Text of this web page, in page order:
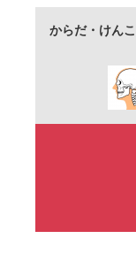
からだ・けん